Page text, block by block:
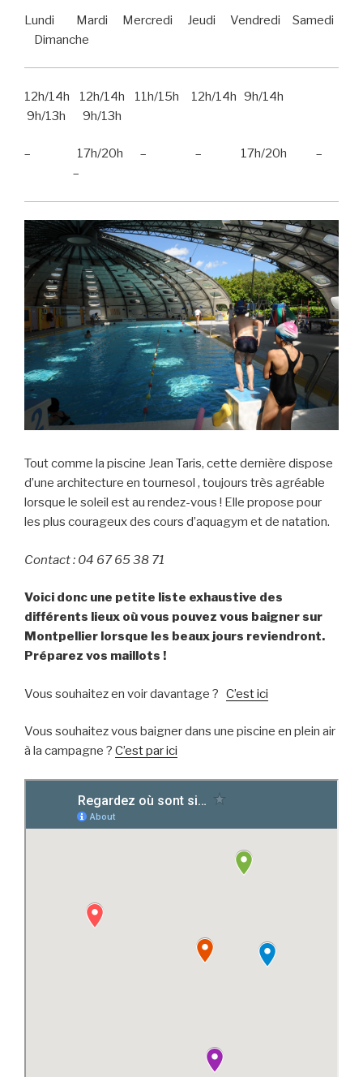
Lundi Mardi Mercredi Jeudi Vendredi Samedi
Dimanche
12h/14h 12h/14h 11h/15h 12h/14h 9h/14h
9h/13h 9h/13h
– 17h/20h – – 17h/20h –
–
Tout comme la piscine Jean Taris, cette dernière dispose
d’une architecture en tournesol , toujours très agréable
lorsque le soleil est au rendez-vous ! Elle propose pour
les plus courageux des cours d’aquagym et de natation.
Contact : 04 67 65 38 71
Voici donc une petite liste exhaustive des
différents lieux où vous pouvez vous baigner sur
Montpellier lorsque les beaux jours reviendront.
Préparez vos maillots !
Vous souhaitez en voir davantage ? C’est ici
Vous souhaitez vous baigner dans une piscine en plein air
à la campagne ? C’est par ici